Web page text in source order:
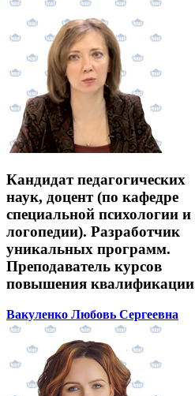
Кандидат педагогических
наук, доцент (по кафедре
специальной психологии и
логопедии). Разработчик
уникальных программ.
Преподаватель курсов
повышения квалификации
Вакуленко Любовь Сергеевна